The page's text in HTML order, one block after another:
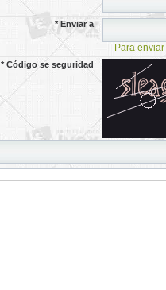
*Enviar a
Para
*Código se seguridad